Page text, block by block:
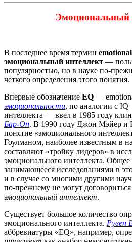
Эмоциональный
В последнее время термин
эмоциональный интеллект —
популярностью, но в науке по-
четкого определения этого понятия.
Впервые обозначение EQ —
эмоциональности, по аналогии с
интеллекта — ввел в 1985 году
Бар-Он. В 1990 году Джон Мэйер и
понятие «эмоционального
Гоулманом, наиболее известным в
составляют «тройку лидеров» в
эмоционального интеллекта.
занимающееся исследованиями в
и в случае со многими другими
по-прежнему не могут
эмоциональный интеллект.
Существует большое количество
эмоционального интеллекта. Рувен
аббревиатуры «EQ», например,